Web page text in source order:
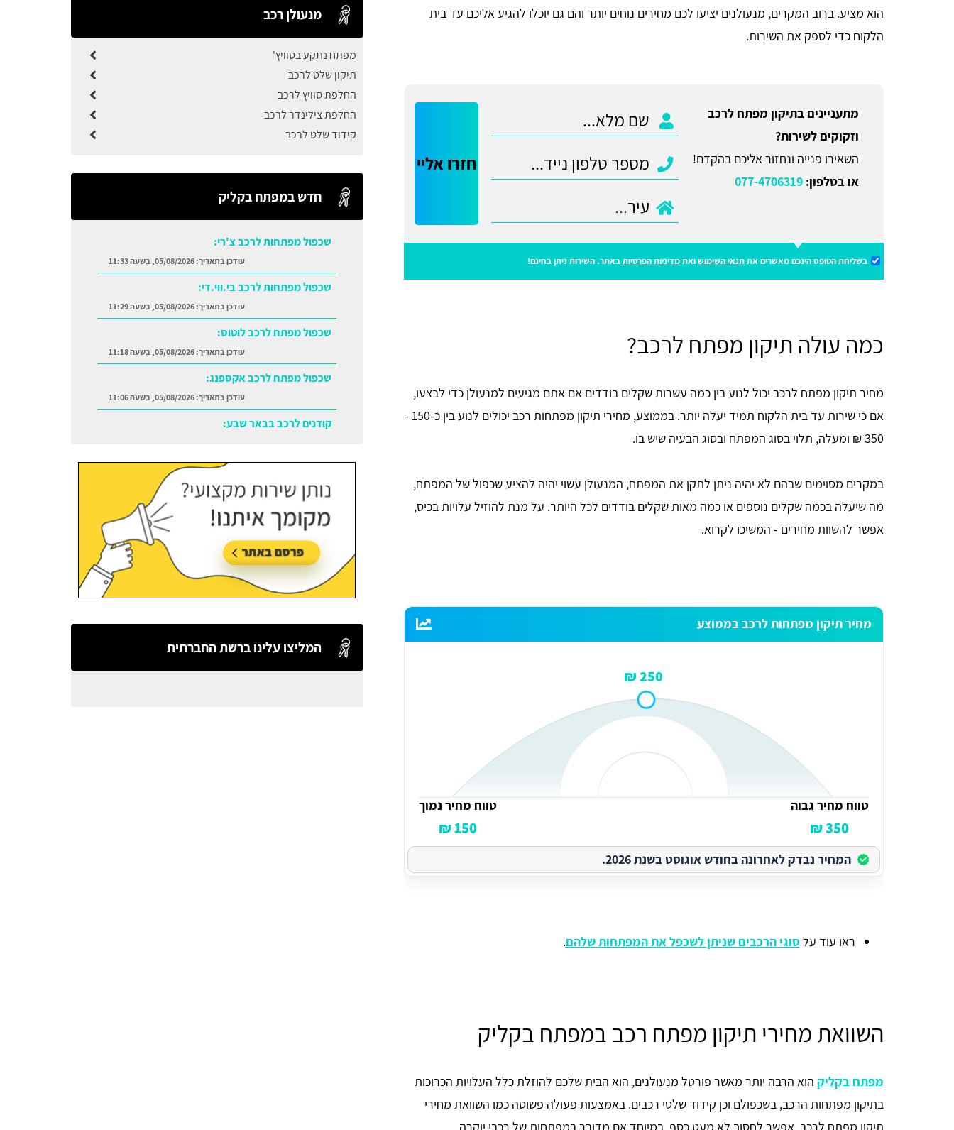
הוא מציע. ברוב המקרים, מנעולנים יציעו לכם מחירים נוחים יותר והם גם יוכלו להגיע אליכם עד בית
הלקוח כדי לספק את השירות.
מתעניינים בתיקון מפתח לרכב
וזקוקים לשירות?
השאירו פנייה ונחזור אליכם בהקדם!
או בטלפון:077-4706319
חזרו אליי
בשליחת הטופס הינכם מאשרים אתתנאי השימושואתמדיניות הפרטיות באתר. השירות ניתן בחינם!
כמה עולה תיקון מפתח לרכב?
מחיר תיקון מפתח לרכב יכול לנוע בין כמה עשרות שקלים בודדים אם אתם מגיעים למנעולן כדי לבצעו,
אם כי שירות עד בית הלקוח תמיד יעלה יותר. בממוצע, מחירי תיקון מפתחות רכב יכולים לנוע בין כ-150 -
350 ₪ ומעלה, תלוי בסוג המפתח ובסוג הבעיה שיש בו.
במקרים מסוימים שבהם לא יהיה ניתן לתקן את המפתח, המנעולן עשוי יהיה להציע שכפול של המפתח,
מה שיעלה בכמה שקלים נוספים או כמה מאות שקלים בודדים לכל היותר. על מנת להוזיל עלויות בכיס,
אפשר להשוות מחירים - המשיכו לקרוא.
מחיר תיקון מפתחות לרכב בממוצע
250 ₪
טווח מחיר גבוה
350 ₪
טווח מחיר נמוך
150 ₪
המחיר נבדק לאחרונה בחודש אוגוסט בשנת 2026.
ראו עוד על סוגי הרכבים שניתן לשכפל את המפתחות שלהם.
השוואת מחירי תיקון מפתח רכב במפתח בקליק
מפתח בקליק הוא הרבה יותר מאשר פורטל מנעולנים, הוא הבית שלכם להוזלת כלל העלויות הכרוכות
בתיקון מפתחות הרכב, בשכפולם וכן קידוד שלטי רכבים. באמצעות פעולה פשוטה כמו השוואת מחירי
תיקון מפתח לרכב, אפשר לחסוך לא מעט כסף, במיוחד אם מדובר במפתחות של רכבי יוקרה.
מנעולן רכב
מפתח נתקע בסוויץ'
תיקון שלט לרכב
החלפת סוויץ לרכב
החלפת צילינדר לרכב
קידוד שלט לרכב
חדש במפתח בקליק
שכפול מפתחות לרכב צ'רי:
עודכן בתאריך:05/08/2026, בשעה 11:33
שכפול מפתחות לרכב בי.ווי.די:
עודכן בתאריך:05/08/2026, בשעה 11:29
שכפול מפתח לרכב לוטוס:
עודכן בתאריך:05/08/2026, בשעה 11:18
שכפול מפתח לרכב אקספנג:
עודכן בתאריך:05/08/2026, בשעה 11:06
קודנים לרכב בבאר שבע:
המליצו עלינו ברשת החברתית